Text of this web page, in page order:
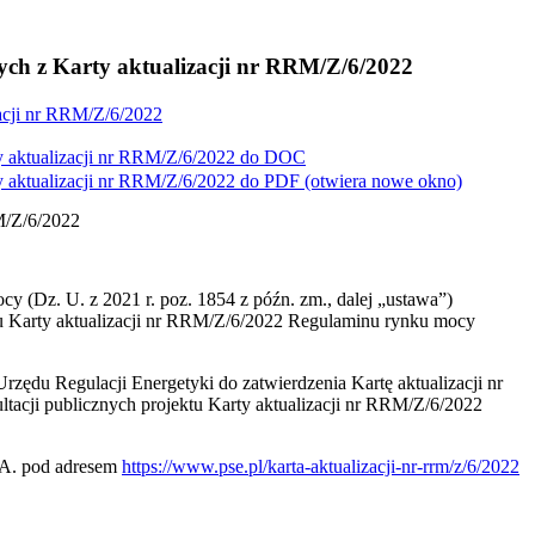
z Karty aktualizacji nr RRM/Z/6/2022
nr RRM/Z/6/2022
aktualizacji nr RRM/Z/6/2022 do DOC
aktualizacji nr RRM/Z/6/2022 do PDF (otwiera nowe okno)
Z/6/2022
(Dz. U. z 2021 r. poz. 1854 z późn. zm., dalej „ustawa”)
Karty aktualizacji nrRRM/Z/6/2022 Regulaminu rynku mocy
Regulacji Energetyki do zatwierdzenia Kartę aktualizacji nr
publicznych projektu Karty aktualizacji nr RRM/Z/6/2022
pod adresem https://www.pse.pl/karta-aktualizacji-nr-rrm/z/6/2022